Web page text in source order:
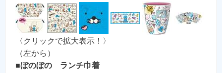
〈クリックで拡大表示！〉
（左から）
■ぼのぼの ランチ巾着